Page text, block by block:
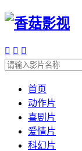
  
首页
动作片
喜剧片
爱情片
科幻片